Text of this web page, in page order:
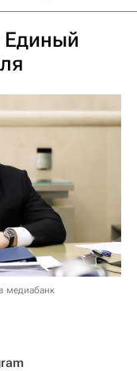
Единый
медиабанк